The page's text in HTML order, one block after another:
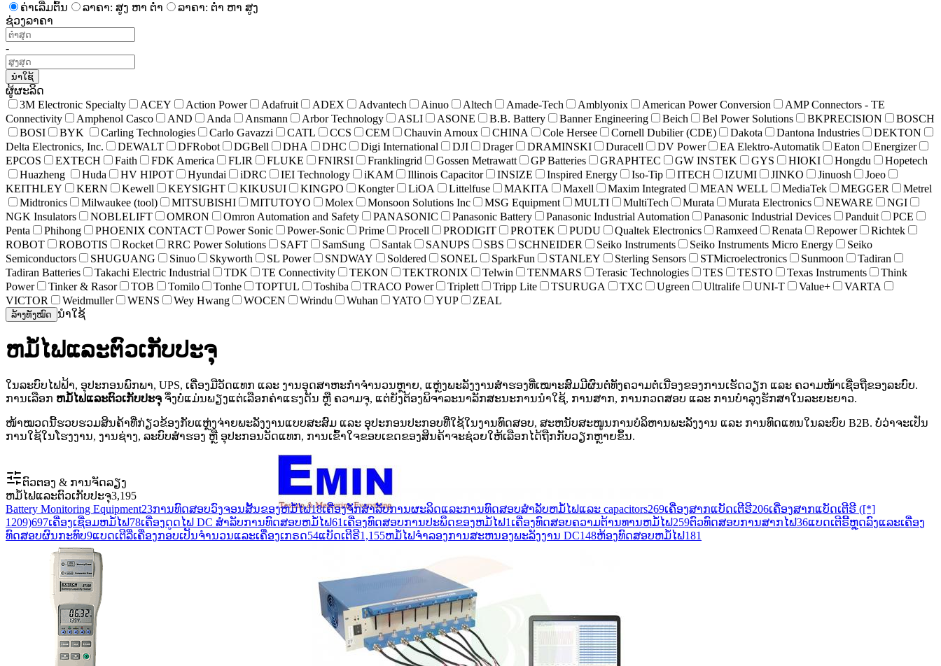
ຄ່າເລີ່ມຕົ້ນ
ລາຄາ: ສູງ ຫາ ຕໍ່າ
ລາຄາ: ຕໍ່າ ຫາ ສູງ
ຊ່ວງລາຄາ
-
ນຳໃຊ້
ຜູ້ຜະລິດ
3M Electronic Specialty
ACEY Action Power Adafruit ADEX Advantech Ainuo Altech Amade-Tech Amblyonix American Power Conversion
AMP Connectors - TE
Connectivity
Amphenol Casco AND Anda Ansmann Arbor Technology ASLI ASONE B.B. Battery Banner Engineering Beich Bel Power Solutions BKPRECISION
BOSCH
BOSI
BYK Carling Technologies Carlo Gavazzi CATL CCS CEM Chauvin Arnoux CHINA Cole Hersee Cornell Dubilier (CDE) Dakota Dantona Industries
DEKTON
Delta Electronics, Inc.
DEWALT DFRobot DGBell DHA DHC Digi International DJI Drager DRAMINSKI Duracell DV Power EA Elektro-Automatik Eaton
Energizer
EPCOS
EXTECH Faith FDK America FLIR FLUKE FNIRSI Franklingrid Gossen Metrawatt GP Batteries GRAPHTEC GW INSTEK GYS HIOKI Hongdu
Hopetech
Huazheng
Huda HV HIPOT Hyundai iDRC IEI Technology iKAM Illinois Capacitor INSIZE Inspired Energy Iso-Tip ITECH IZUMI JINKO Jinuosh
Joeo
KEITHLEY
KERN Kewell KEYSIGHT KIKUSUI KINGPO Kongter LiOA Littelfuse MAKITA Maxell Maxim Integrated MEAN WELL MediaTek MEGGER
Metrel
Midtronics
Milwaukee (tool) MITSUBISHI MITUTOYO Molex Monsoon Solutions Inc MSG Equipment MULTI MultiTech Murata Murata Electronics NEWARE
NGI
NGK Insulators
NOBLELIFT OMRON Omron Automation and Safety PANASONIC Panasonic Battery Panasonic Industrial Automation Panasonic Industrial Devices Panduit
PCE
Penta
Phihong PHOENIX CONTACT Power Sonic Power-Sonic Prime Procell PRODIGIT PROTEK PUDU Qualtek Electronics Ramxeed Renata Repower
Richtek
ROBOT
ROBOTIS Rocket RRC Power Solutions SAFT SamSung Santak SANUPS SBS SCHNEIDER Seiko Instruments Seiko Instruments Micro Energy
Seiko
Semiconductors
SHUGUANG Sinuo Skyworth SL Power SNDWAY Soldered SONEL SparkFun STANLEY Sterling Sensors STMicroelectronics Sunmoon
Tadiran
Tadiran Batteries
Takachi Electric Industrial TDK TE Connectivity TEKON TEKTRONIX Telwin TENMARS Terasic Technologies TES TESTO Texas Instruments
Think
Power
Tinker & Rasor TOB Tomilo Tonhe TOPTUL Toshiba TRACO Power Triplett Tripp Lite TSURUGA TXC Ugreen Ultralife UNI-T Value+
VARTA
VICTOR
Weidmuller WENS Wey Hwang WOCEN Wrindu Wuhan YATO YUP ZEAL
ລ້າງທັງໝົດ ນຳໃຊ້
ຫມໍ້ໄຟແລະຕົວເກັບປະຈຸ
ໃນລະບົບໄຟຟ້າ, ອຸປະກອນພົກພາ, UPS, ເຄື່ອງມືວັດແທກ ແລະ ງານອຸດສາຫະກຳຈຳນວນຫຼາຍ, ແຫຼ່ງພະລັງງານສຳຮອງທີ່ເໝາະສົມມີຜົນຕໍ່ທັງຄວາມຕໍ່ເນື່ອງຂອງການເຮັດວຽກ ແລະ ຄວາມໜ້າເຊື່ອຖືຂອງລະບົບ.
ການເລືອກ ຫມໍ້ໄຟແລະຕົວເກັບປະຈຸ ຈຶ່ງບໍ່ແມ່ນພຽງແຕ່ເລືອກຄ່າແຮງດັນ ຫຼື ຄວາມຈຸ, ແຕ່ຍັງຕ້ອງພິຈາລະນາລັກສະນະການນຳໃຊ້, ການສາກ, ການກວດສອບ ແລະ ການບຳລຸງຮັກສາໃນລະຍະຍາວ.
ໜ້າໝວດນີ້ຮວບຮວມສິນຄ້າທີ່ກ່ຽວຂ້ອງກັບແຫຼ່ງຈ່າຍພະລັງງານແບບສະສົມ ແລະ ອຸປະກອນປະກອບທີ່ໃຊ້ໃນງານທົດສອບ, ສະຫນັບສະໜູນການບໍລິຫານພະລັງງານ ແລະ ການທົດແທນໃນລະບົບ B2B. ບໍ່ວ່າຈະເປັນ
ການໃຊ້ໃນໂຮງງານ, ງານຊ່າງ, ລະບົບສຳຮອງ ຫຼື ອຸປະກອນວັດແທກ, ການເຂົ້າໃຈຂອບເຂດຂອງສິນຄ້າຈະຊ່ວຍໃຫ້ເລືອກໄດ້ຖືກກັບວຽກຫຼາຍຂຶ້ນ.
ຕົວຕອງ & ການຈັດລຽງ
ຫມໍ້ໄຟແລະຕົວເກັບປະຈຸ3,195
Battery Monitoring Equipment23ການທົດສອບວົງຈອນສັ້ນຂອງຫມໍ້ໄຟ18ເຄື່ອງຈັກສໍາລັບການຜະລິດແລະການທົດສອບສໍາລັບຫມໍ້ໄຟແລະ capacitors269ເຄື່ອງສາກແບັດເຕີຣີ206ເຄື່ອງສາກແບັດເຕີຣີ ([*]
1209)697ເຄື່ອງເຊື່ອມຫມໍ້ໄຟ78ເຄື່ອງດູດໄຟ DC ສໍາລັບການທົດສອບຫມໍ້ໄຟ61 ເຄື່ອງທົດສອບການປະພຶດຂອງຫມໍ້ໄຟ1 ເຄື່ອງທົດສອບຄວາມຕ້ານທານຫມໍ້ໄຟ259ຕົວທົດສອບການສາກໄຟ36ແບດເຕີຣີ້ຫຼຸດລົງແລະເຄື່ອງ
ທົດສອບຜົນກະທົບ9ແບດເຕີລີ່ເຄື່ອງກອບເປັນຈໍານວນແລະເຄື່ອງເກຣດ54ແບັດເຕີຣີ1,155ຫມໍ້ໄຟຈໍາລອງການສະຫນອງພະລັງງານ DC148ຫ້ອງທົດສອບຫມໍ້ໄຟ181